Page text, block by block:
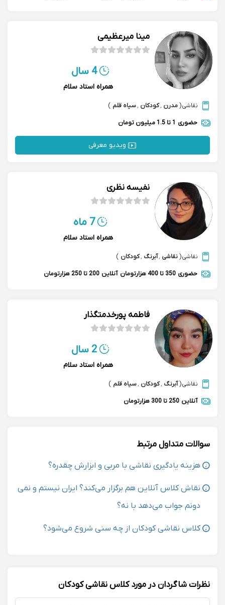
مینا میرعظیمی
4 سال
همراه استاد سلام
نقاشی(مدرن ,کودکان ,سیاه قلم )
حضوری 1 تا 1.5 میلیون تومان
ویدیو معرفی
نفیسه نظری
7 ماه
همراه استاد سلام
نقاشی(نقاشی ,آبرنگ ,کودکان )
حضوری 350 تا 400 هزارتومان آنلاین 200 تا 250 هزارتومان
فاطمه پورخدمتگذار
2 سال
همراه استاد سلام
نقاشی(آبرنگ ,کودکان ,سیاه قلم )
آنلاین 250 تا 300 هزارتومان
سوالات متداول مرتبط
هزینه یادگیری نقاشی با مربی و ابزارش چقدره؟
نقاش کلاس آنلاین هم برگزار می‌کند؟ ایران نیستم و نمی
دونم جواب می‌دهد با نه؟
کلاس نقاشی کودکان از چه سنی شروع می‌شود؟
نظرات شاگردان در مورد کلاس نقاشی کودکان